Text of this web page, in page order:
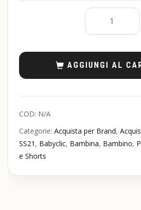
AGGIUNGI AL
COD: N/A
Categorie: Acquista per Brand,
SS21 , Babyclic, Bambina, Bambino,
e Shorts